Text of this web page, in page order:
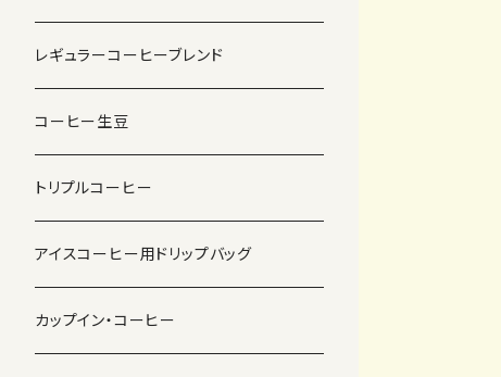
レギュラーコーヒーブレンド
コーヒー生豆
トリプルコーヒー
アイスコーヒー用ドリップバッグ
カップイン・コーヒー